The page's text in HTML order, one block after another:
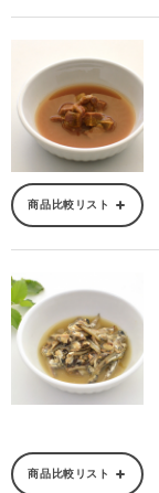
商品比較リスト
商品比較リスト